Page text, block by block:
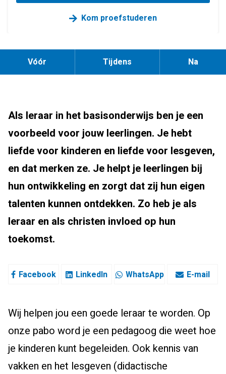
Kom proefstuderen
Vóór Tijdens Na
Als leraar in het basisonderwijs ben je een
voorbeeld voor jouw leerlingen. Je hebt
liefde voor kinderen en liefde voor lesgeven,
en dat merken ze. Je helpt je leerlingen bij
hun ontwikkeling en zorgt dat zij hun eigen
talenten kunnen ontdekken. Zo heb je als
leraar en als christen invloed op hun
toekomst.
Facebook LinkedIn WhatsApp E-mail
Wij helpen jou een goede leraar te worden. Op
onze pabo word je een pedagoog die weet hoe
je kinderen kunt begeleiden. Ook kennis van
vakken en het lesgeven (didactische